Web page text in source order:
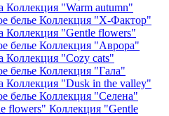
Коллекция "Warm autumn"
белье Коллекция "Х-Фактор"
Коллекция "Gentle flowers"
белье Коллекция "Аврора"
Коллекция "Cozy cats"
белье Коллекция "Гала"
Коллекция "Dusk in the valley"
белье Коллекция "Селена"
flowers" Коллекция "Gentle